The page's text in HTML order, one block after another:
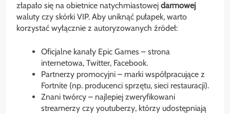
złapało się na obietnice natychmiastowej darmowej
waluty czy skórki VIP. Aby uniknąć pułapek, warto
korzystać wyłącznie z autoryzowanych źródeł:
Oficjalne kanały Epic Games – strona
internetowa, Twitter, Facebook.
Partnerzy promocyjni – marki współpracujące z
Fortnite (np. producenci sprzętu, sieci restauracji).
Znani twórcy – najlepiej zweryfikowani
streamerzy czy youtuberzy, którzy udostępniają